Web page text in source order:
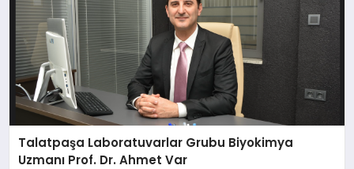
Talatpaşa Laboratuvarlar Grubu Biyokimya
Uzmanı Prof. Dr. Ahmet Var